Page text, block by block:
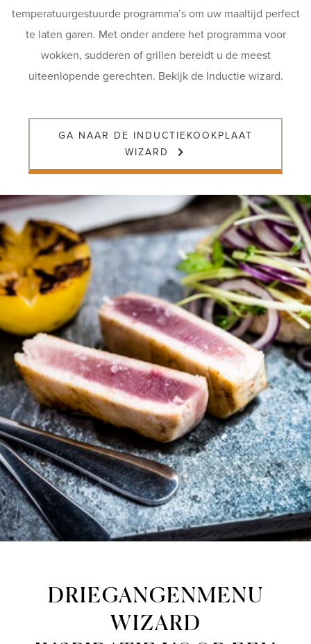
temperatuurgestuurde programma’s om uw maaltijd perfect
te laten garen. Met onder andere het programma voor
wokken, sudderen of grillen bereidt u de meest
uiteenlopende gerechten. Bekijk de Inductie wizard.
GA NAAR DE INDUCTIEKOOKPLAAT
WIZARD
DRIEGANGENMENU
WIZARD